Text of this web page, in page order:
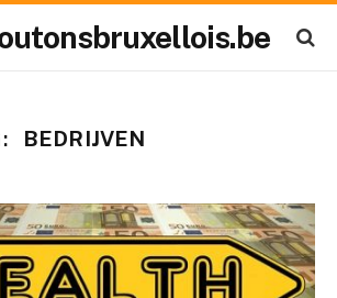
BEDRIJVEN